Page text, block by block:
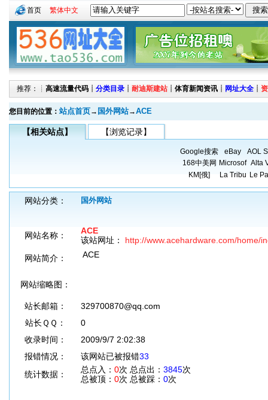
首页 繁体中文
推荐：┊ 高速流量代码 ┊ 分类目录 ┊ 耐迪斯建站 ┊ 体育新闻资讯 ┊ 网址大全 ┊
您目前的位置： 站点首页→ 国外网站→ACE
【相关站点】 【浏览记录】
Google搜索 eBay
AOL
168中美网 Microsof Alta
KM[俄]
La Tribu Le
网站分类： 国外网站
网站名称：
ACE
该站网址： http://www.acehardware.com/home/
网站简介：
ACE
网站缩略图：
站长邮箱：
329700870@qq.com
站长ＱＱ：
0
收录时间：
2009/9/7 2:02:38
报错情况：
该网站已被报错33
统计数据：
总点入： 0次 总点出： 3845次
总被顶： 0次 总被踩： 0次